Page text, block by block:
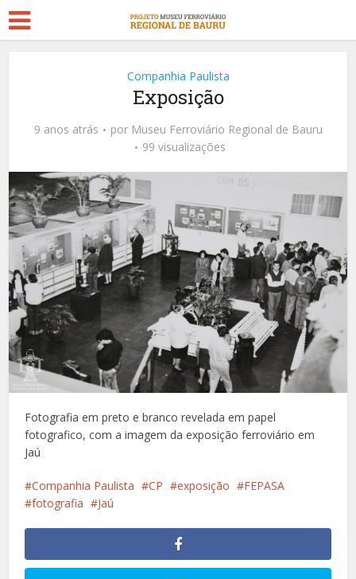
Companhia Paulista
Exposição
9 anos atrás por Museu Ferroviário Regional de Bauru
99 visualizações
Fotografia em preto e branco revelada em papel
fotografico, com a imagem da exposição ferroviário em
Jaú
Companhia Paulista CP exposição
FEPASA
fotografia
Jaú